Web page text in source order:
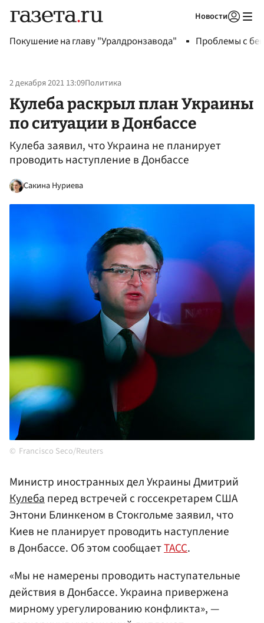
Новости
Покушение на главу "Уралдронзавода" Проблемы с
2 декабря 2021 13:09Политика
Кулеба раскрыл план Украины
по ситуации в Донбассе
Кулеба заявил, что Украина не планирует
проводить наступление в Донбассе
Сакина Нуриева
Francisco Seco/Reuters
Министр иностранных дел Украины Дмитрий
Кулебаперед встречей с госсекретарем США
Энтони Блинкеном в Стокгольме заявил, что
Киев не планирует проводить наступление
в Донбассе. Об этом сообщаетТАСС.
«Мы не намерены проводить наступательные
действия в Донбассе. Украина привержена
мирному урегулированию конфликта», —